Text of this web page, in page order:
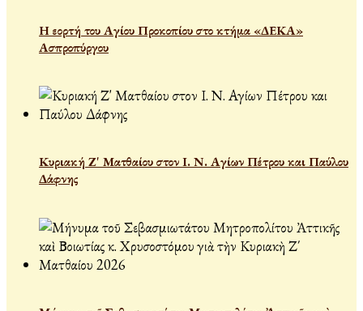
Η εορτή του Αγίου Προκοπίου στο κτήμα «ΔΕΚΑ»
Ασπροπύργου
Κυριακή Ζ' Ματθαίου στον Ι. Ν. Αγίων Πέτρου και Παύλου
Δάφνης